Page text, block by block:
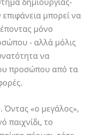
μπορεί να
μόνο
- αλλά μόλις
να
προσώπου από τα
«ο μεγάλος»,
παιχνίδι, το